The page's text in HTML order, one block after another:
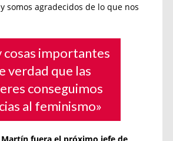
somos agradecidos de lo que nos
cosas importantes
verdad que las
conseguimos
al feminismo»